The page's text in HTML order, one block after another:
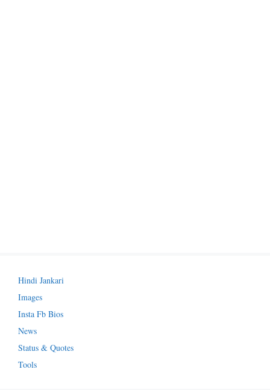
Hindi Jankari
Images
Insta Fb Bios
News
Status & Quotes
Tools